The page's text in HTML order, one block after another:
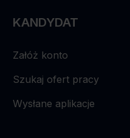
KANDYDAT
Załóż konto
Szukaj ofert pracy
Wysłane aplikacje